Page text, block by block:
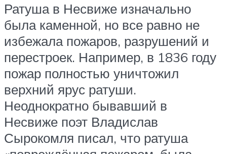
Ратуша в Несвиже изначально
была каменной, но все равно не
избежала пожаров, разрушений и
перестроек. Например, в 1836 году
пожар полностью уничтожил
верхний ярус ратуши.
Неоднократно бывавший в
Несвиже поэт Владислав
Сырокомля писал, что ратуша